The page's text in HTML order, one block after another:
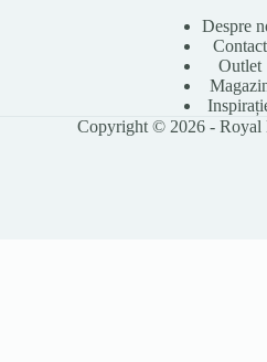
Despre
Contact
Outlet
Copyright © 2026 - Royal